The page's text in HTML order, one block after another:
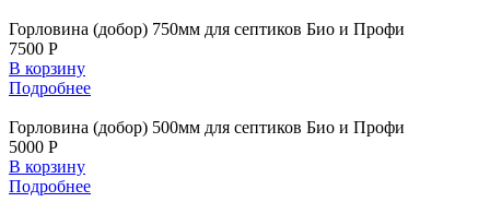
Горловина (добор) 750мм для септиков Био и Профи
7500 Р
В корзину
Подробнее
Горловина (добор) 500мм для септиков Био и Профи
5000 Р
В корзину
Подробнее